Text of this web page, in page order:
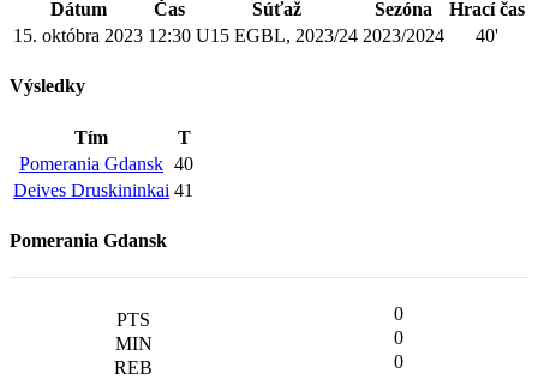
Dátum Čas Súťaž Sezóna
Hrací čas
15. októbra 2023 12:30 U15 EGBL, 2023/24 2023/2024 40'
Výsledky
Tím
T
Pomerania Gdansk 40
Deives Druskininkai 41
Pomerania Gdansk
0
0
0